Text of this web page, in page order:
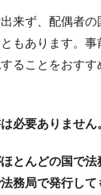
来ず、配偶者の
もあります。事
ることをおすす
必要ありません
とんどの国で法
務局で発行して